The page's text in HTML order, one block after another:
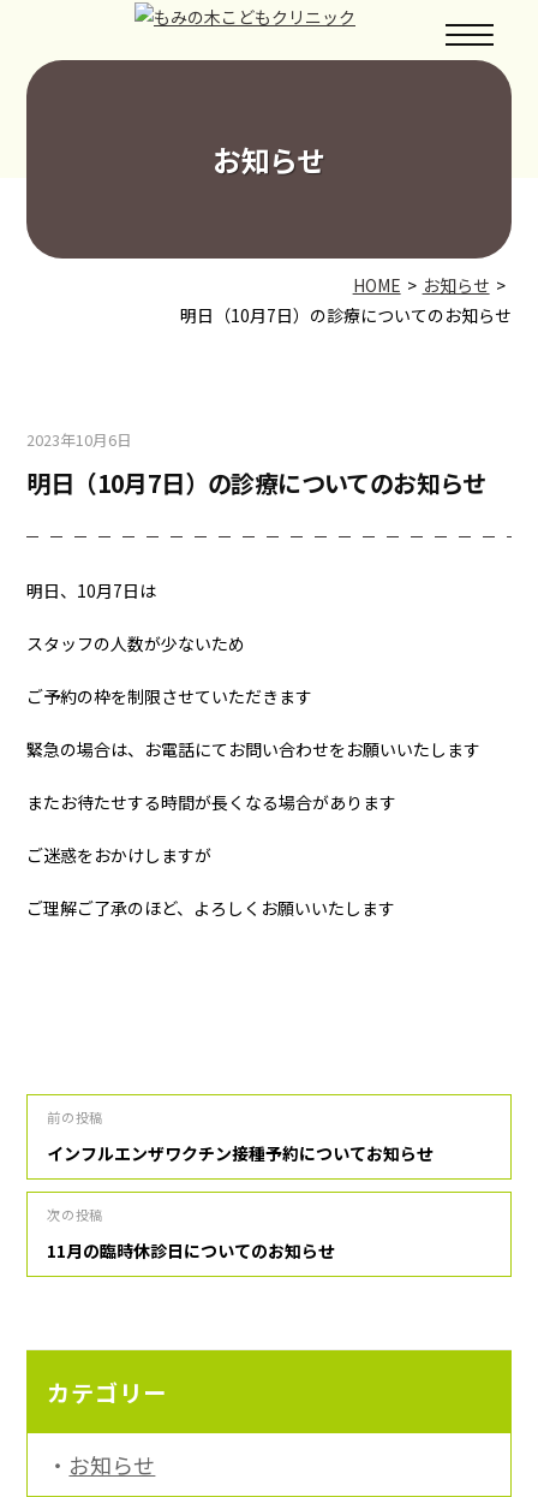
メ
ュ
お知らせ
HOME
お知らせ
明日（10月7日）の診療についてのお知らせ
2023年10月6日
明日（10月7日）の診療についてのお知らせ
明日、10月7日は
スタッフの人数が少ないため
ご予約の枠を制限させていただきます
緊急の場合は、お電話にてお問い合わせをお願いいたします
またお待たせする時間が長くなる場合があります
ご迷惑をおかけしますが
ご理解ご了承のほど、よろしくお願いいたします
投
稿
ナ
ビ
ー
シ
ョ
前の投稿
インフルエンザワクチン接種予約についてお知らせ
次の投稿
11月の臨時休診日についてのお知らせ
カテゴリー
お知らせ